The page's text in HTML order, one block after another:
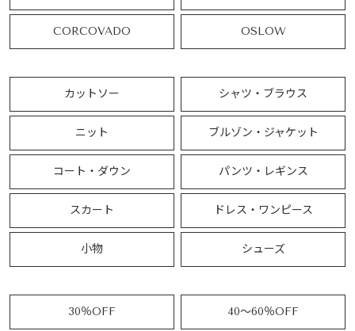
CORCOVADO OSLOW
カットソー シャツ・ブラウス
ニット ブルゾン・ジャケット
コート・ダウン パンツ・レギンス
スカート ドレス・ワンピース
小物 シューズ
30％OFF 40～60％OFF